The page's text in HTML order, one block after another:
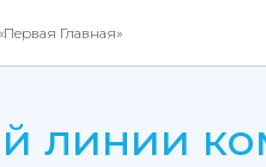
Главная»
линии